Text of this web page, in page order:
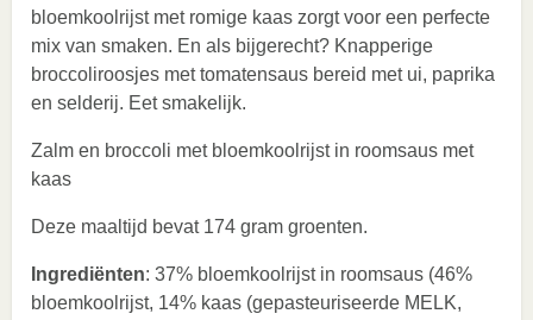
bloemkoolrijst met romige kaas zorgt voor een perfecte
mix van smaken. En als bijgerecht? Knapperige
broccoliroosjes met tomatensaus bereid met ui, paprika
en selderij. Eet smakelijk.
Zalm en broccoli met bloemkoolrijst in roomsaus met
kaas
Deze maaltijd bevat 174 gram groenten.
Ingrediënten: 37% bloemkoolrijst in roomsaus (46%
bloemkoolrijst, 14% kaas (gepasteuriseerde MELK,